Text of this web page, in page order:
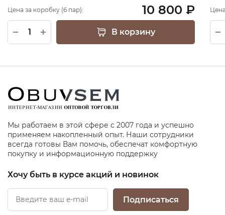
Цена за коробку (6 пар): 10 800 ₽
В корзину
Мы работаем в этой сфере с 2007 года и успешно
применяем накопленный опыт. Наши сотрудники
всегда готовы Вам помочь, обеспечат комфортную
покупку и информационную поддержку
Хочу быть в курсе акций и новинок
Подписаться